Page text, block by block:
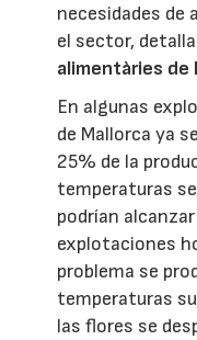
necesidades de
el sector, detalla
alimentàries de
En algunas
de Mallorca ya
25% de la
temperaturas
podrían
explotaciones
problema se
temperaturas
las flores se